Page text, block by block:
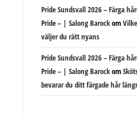
Pride Sundsvall 2026 – Färga
Pride – | Salong Barockom
väljer du rätt nyans
Pride Sundsvall 2026 – Färga
Pride – | Salong Barockom
bevarar du ditt färgade hår